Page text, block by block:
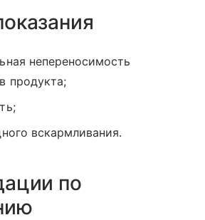
непереносимость
продукта;
вскармливания.
по